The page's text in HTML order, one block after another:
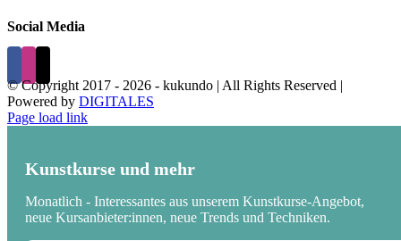
Social Media
© Copyright 2017 - 2026 - kukundo | All Rights Reserved |
Powered by DIGITALES
Page load link
Kunstkurse und mehr
Monatlich - Interessantes aus unserem Kunstkurse-Angebot,
neue Kursanbieter:innen, neue Trends und Techniken.